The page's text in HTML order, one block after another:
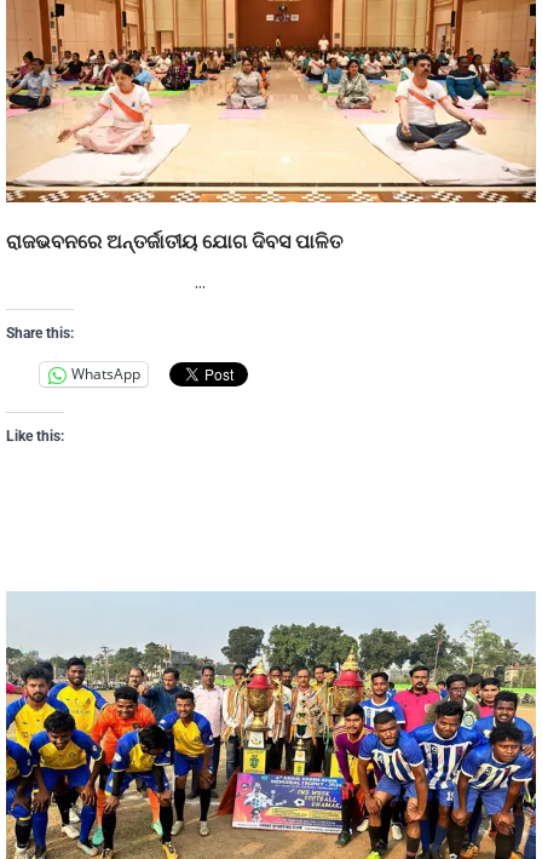
ରାଜଭବନରେ ଅନ୍ତର୍ଜାତୀୟ ଯୋଗ ଦିବସ ପାଳିତ
…
Share this:
WhatsApp
Like this: